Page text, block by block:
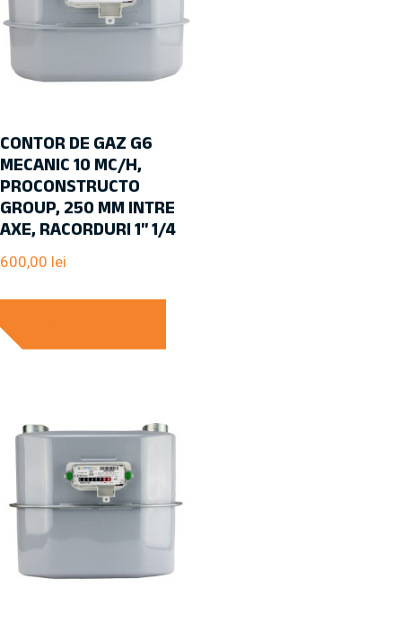
CONTOR DE GAZ G6
MECANIC 10 MC/H,
PROCONSTRUCTO
GROUP, 250 MM INTRE
AXE, RACORDURI 1″ 1/4
600,00 lei